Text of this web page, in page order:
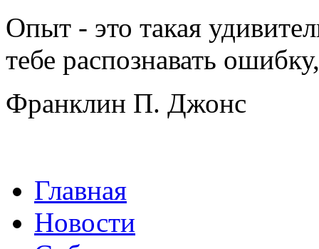
Опыт - это такая
тебе распознавать
Франклин П. Джонс
Главная
Новости